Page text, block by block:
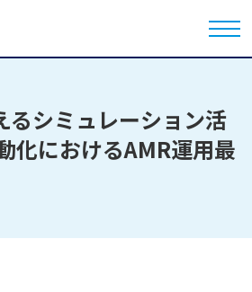
るシミュレーション活
化におけるAMR運用最